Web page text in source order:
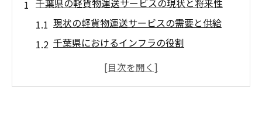
千葉県の軽貨物運送サービスの現状と将来性
現状の軽貨物運送サービスの需要と供給
千葉県におけるインフラの役割
軽貨物運送市場の成長要因